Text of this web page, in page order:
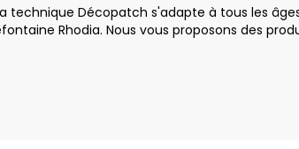
la technique Décopatch s'adapte à tous les
Rhodia. Nous vous proposons des